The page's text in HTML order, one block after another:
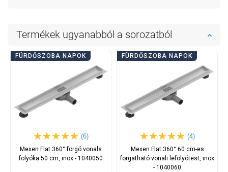
Termékek ugyanabból a sorozatból
FÜRDŐSZOBA NAPOK
(6)
Mexen Flat 360° forgó vonals
folyóka 50 cm, inox - 1040050
FÜRDŐSZOBA NAPOK
(4)
Mexen Flat 360° 60 cm-es
forgatható vonali lefolyótest, inox
- 1040060